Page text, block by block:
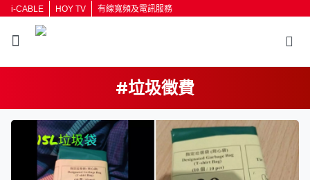
i-CABLE HOY TV 有線寬頻及電訊服務
#垃圾徵費